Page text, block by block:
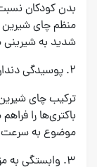
بدن کودکان
منظم چای شیرین
شدید به
۲. پوسیدگی دندان
ترکیب چای
باکتری‌ها را
موضوع به
۳. وابستگی به مزه شیرین